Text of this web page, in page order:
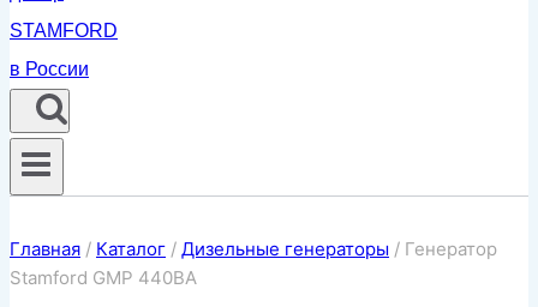
Главная / Каталог / Дизельные генераторы / Генератор
Stamford GMP 440BA